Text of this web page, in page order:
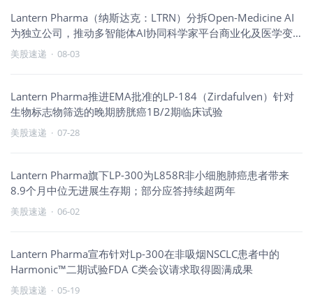
Lantern Pharma（纳斯达克：LTRN）分拆Open-Medicine AI
为独立公司，推动多智能体AI协同科学家平台商业化及医学变
革
美股速递 · 08-03
Lantern Pharma推进EMA批准的LP-184（Zirdafulven）针对
生物标志物筛选的晚期膀胱癌1B/2期临床试验
美股速递 · 07-28
Lantern Pharma旗下LP-300为L858R非小细胞肺癌患者带来
8.9个月中位无进展生存期；部分应答持续超两年
美股速递 · 06-02
Lantern Pharma宣布针对Lp-300在非吸烟NSCLC患者中的
Harmonic™二期试验FDA C类会议请求取得圆满成果
美股速递 · 05-19